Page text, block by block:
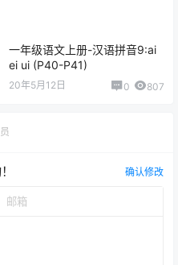
一年级语文上册-汉语拼音9:ai
ei ui (P40-P41)
20年5月12日 0 807
确认修改